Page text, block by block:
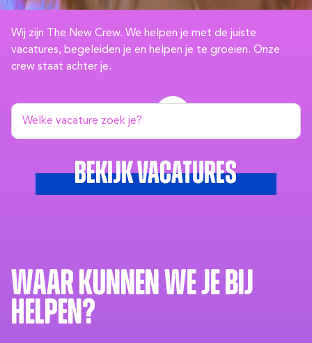
Wij zijn The New Crew. We helpen je met de juiste
vacatures, begeleiden je en helpen je te groeien. Onze
crew staat achter je.
Bekijk alle vacatures
Bekijk vacatures
Waar kunnen we je bij
helpen?